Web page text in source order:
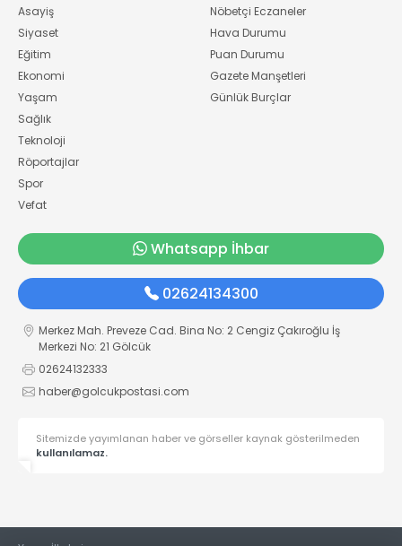
Asayiş
Siyaset
Eğitim
Ekonomi
Yaşam
Sağlık
Teknoloji
Röportajlar
Spor
Vefat
Nöbetçi Eczaneler
Hava Durumu
Puan Durumu
Gazete Manşetleri
Günlük Burçlar
Whatsapp İhbar
02624134300
Merkez Mah. Preveze Cad. Bina No: 2 Cengiz Çakıroğlu İş
Merkezi No: 21 Gölcük
02624132333
haber@golcukpostasi.com
Sitemizde yayımlanan haber ve görseller kaynak gösterilmeden
kullanılamaz.